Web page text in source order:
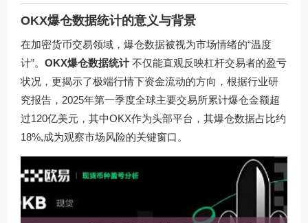
OKX爆仓数据统计的意义与背景
在加密货币交易领域，爆仓数据被视为市场情绪的“温度
计”。 OKX爆仓数据统计不仅能直观反映杠杆交易者的盈亏
状况，更揭示了极端行情下资金流动的方向，根据行业研
究报告，2025年第一季度全球主要交易所累计爆仓金额超
过120亿美元，其中OKX作为头部平台，其爆仓数据占比约
18%,成为观察市场风险的关键窗口。